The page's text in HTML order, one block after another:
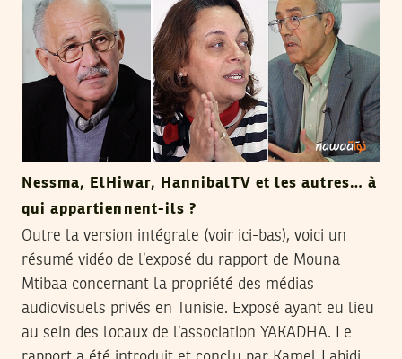
Nessma, ElHiwar, HannibalTV et les autres… à
qui appartiennent-ils ?
Outre la version intégrale (voir ici-bas), voici un
résumé vidéo de l’exposé du rapport de Mouna
Mtibaa concernant la propriété des médias
audiovisuels privés en Tunisie. Exposé ayant eu lieu
au sein des locaux de l’association YAKADHA. Le